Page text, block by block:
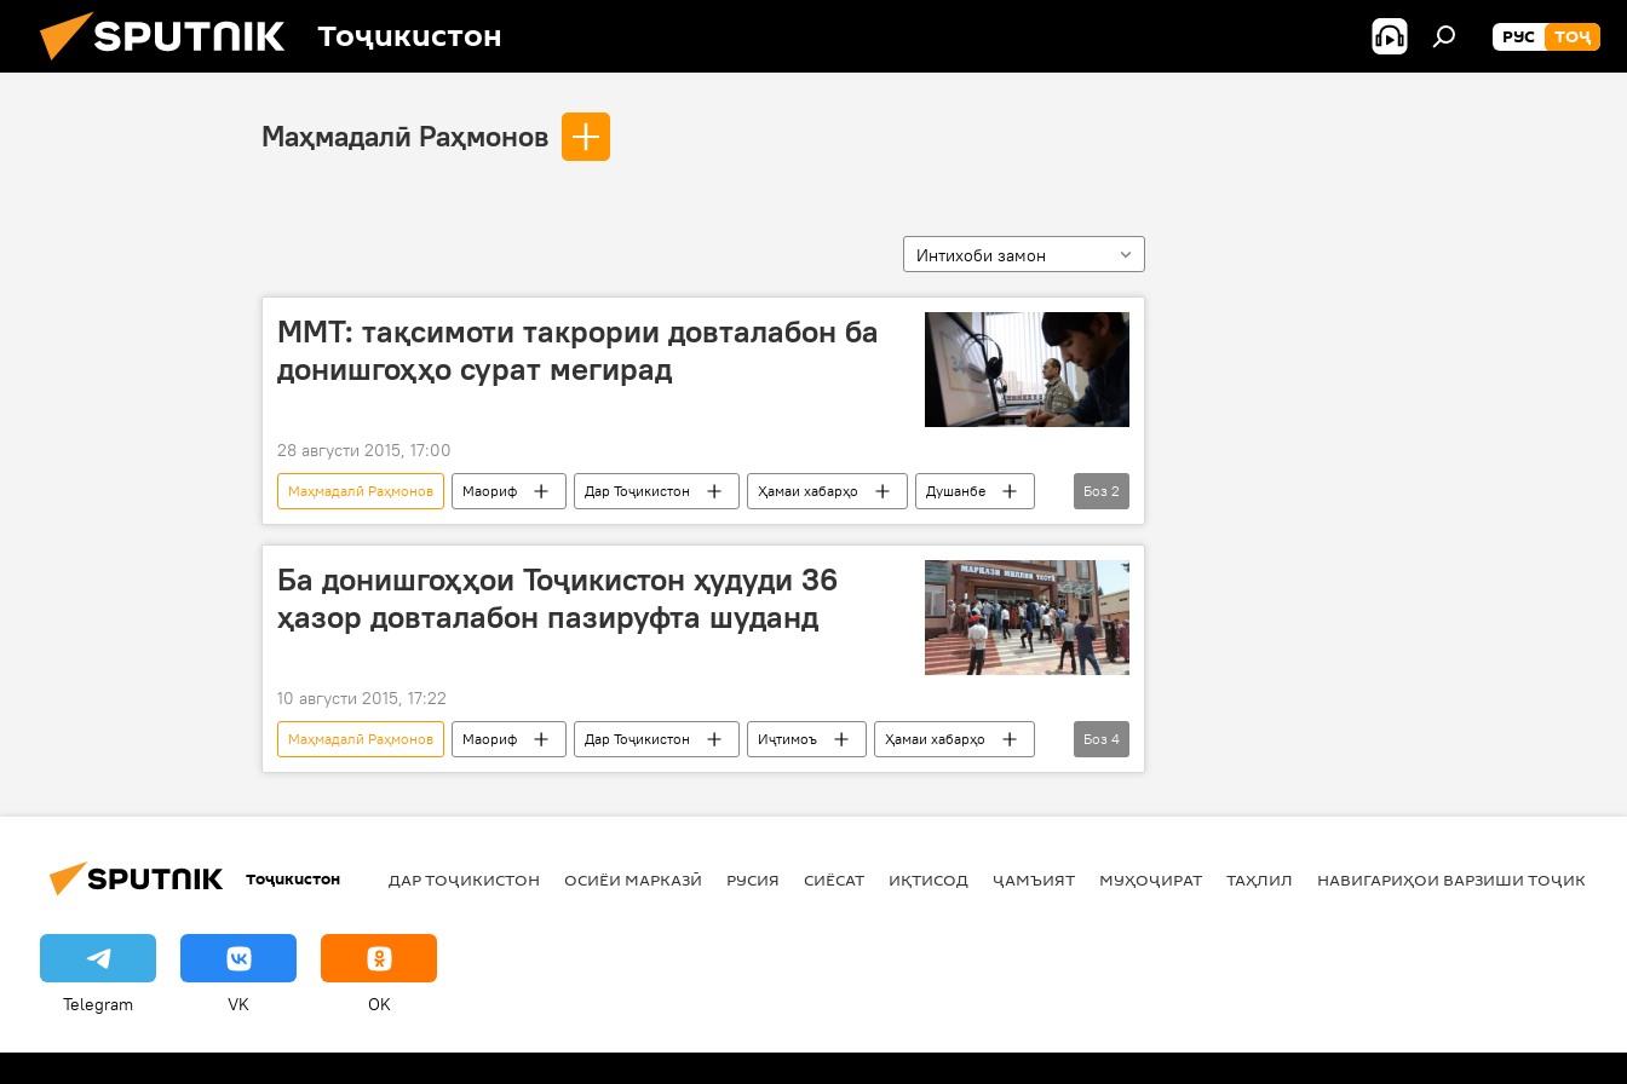
Тоҷикистон РУС ТОҶ
Маҳмадалӣ Раҳмонов
Интихоби замон
ММТ: тақсимоти такрории довталабон ба
донишгоҳҳо сурат мегирад
28 августи 2015, 17:00
Маҳмадалӣ Раҳмонов Маориф Дар Тоҷикистон Ҳамаи хабарҳо
Душанбе
Маркази миллии тестӣ
тақсимоти такрории довталабон
Боз 2
Ба донишгоҳҳои Тоҷикистон ҳудуди 36
ҳазор довталабон пазируфта шуданд
10 августи 2015, 17:22
Маҳмадалӣ Раҳмонов Маориф Дар Тоҷикистон Иҷтимоъ
Ҳамаи хабарҳо
Душанбе
ММТ эъломи натоиҷи имтиҳонот норозиён дар назди марказ
Боз 4
Тоҷикистон ДАР ТОҶИКИСТОН ОСИЁИ МАРКАЗӢ РУСИЯ СИЁСАТ ИҚТИСОД ҶАМЪИЯТ МУҲОҶИРАТ ТАҲЛИЛ НАВИГАРИҲОИ ВАРЗИШИ
Telegram VK OK